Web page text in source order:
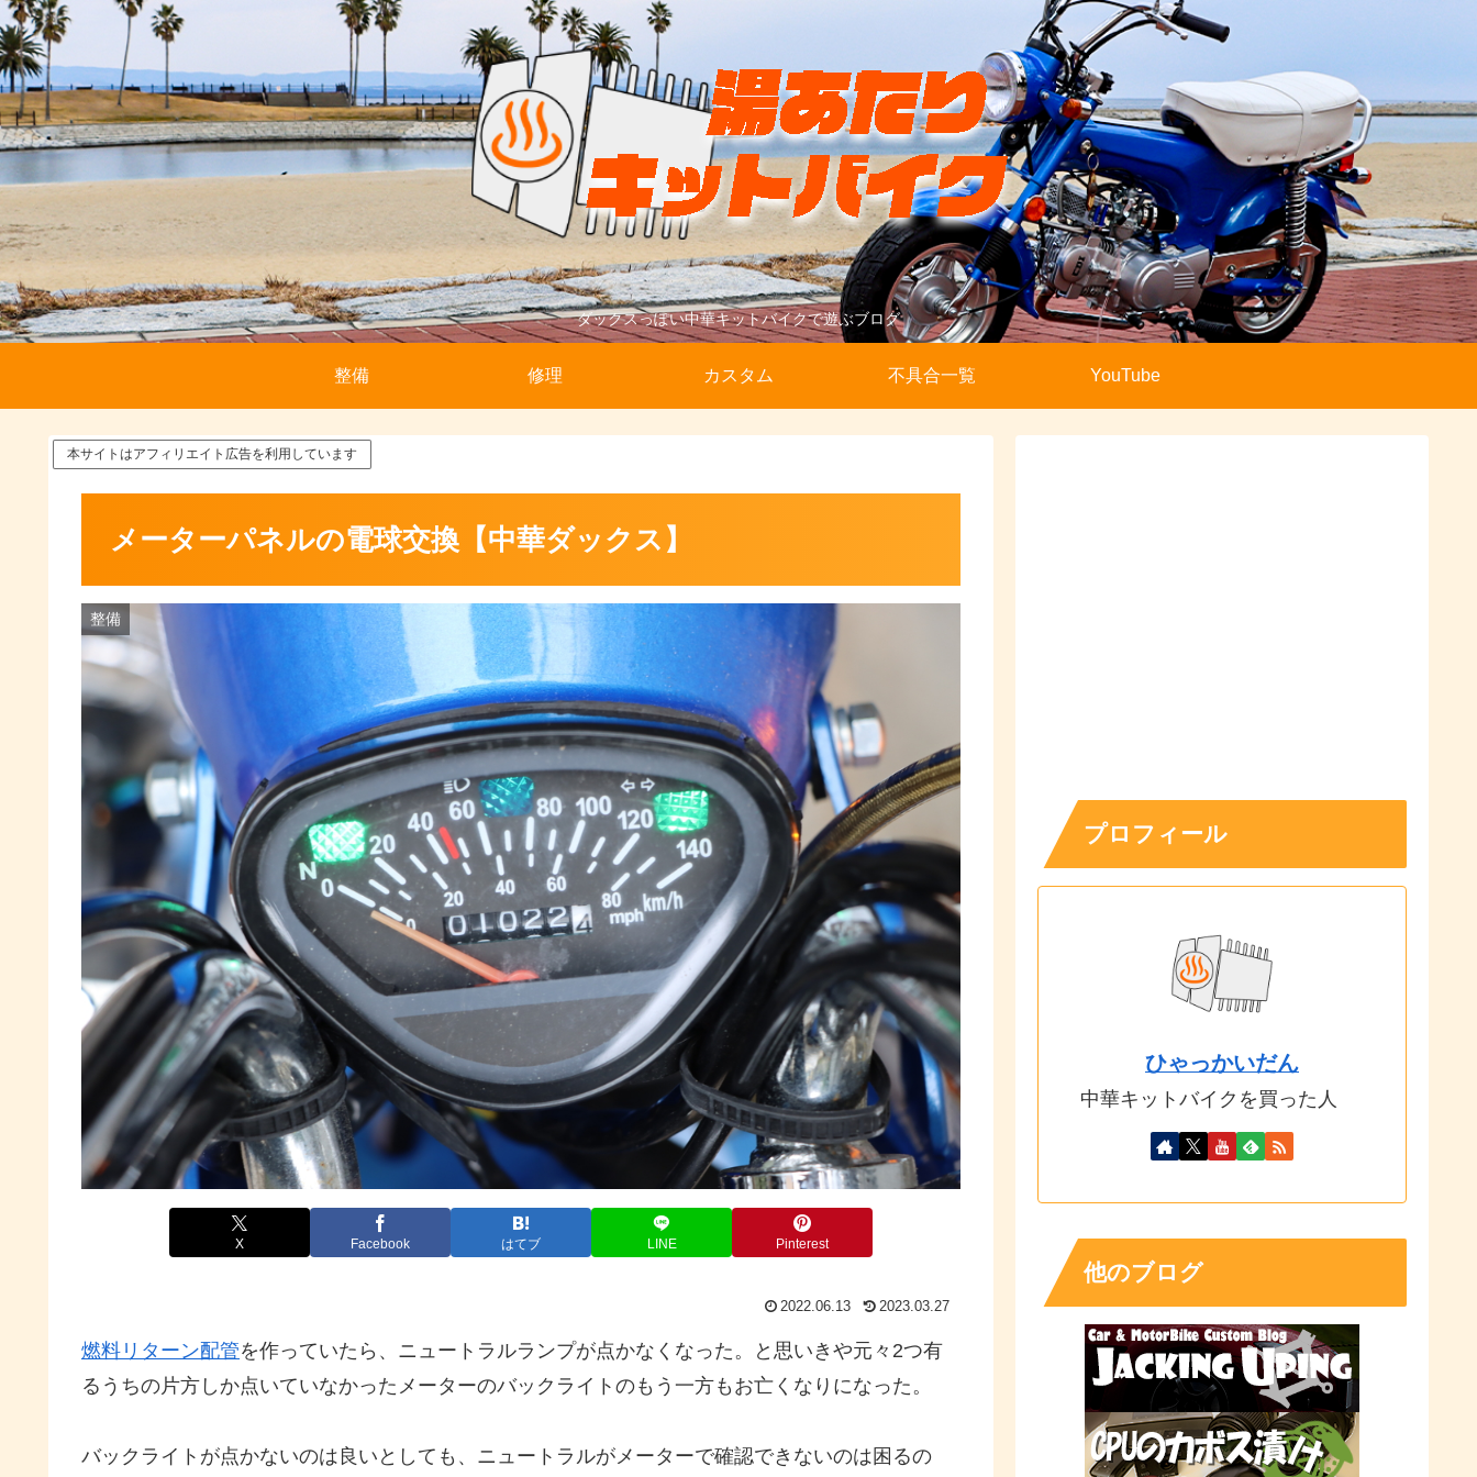
ダックスっぽい中華キットバイクで遊ぶブログ
整備 修理 カスタム 不具合一覧 YouTube
本サイトはアフィリエイト広告を利用しています
メーターパネルの電球交換【中華ダックス】
整備
X Facebook はてブ LINE Pinterest
2022.06.13 2023.03.27
燃料リターン配管を作っていたら、ニュートラルランプが点かなくなった。と思いきや元々2つ有
るうちの片方しか点いていなかったメーターのバックライトのもう一方もお亡くなりになった。
バックライトが点かないのは良いとしても、ニュートラルがメーターで確認できないのは困るの
プロフィール
ひゃっかいだん
中華キットバイクを買った人
他のブログ